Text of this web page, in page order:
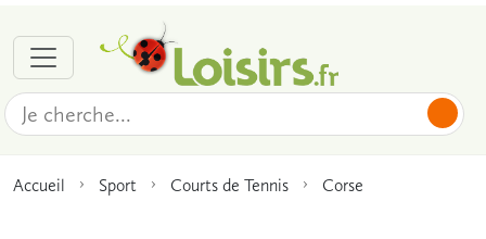
Accueil Sport Courts de Tennis Corse